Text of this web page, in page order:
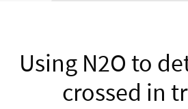
Using N2O to
crossed in